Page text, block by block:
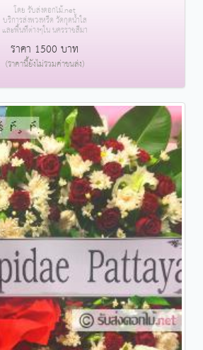
โดย รับส่งดอกไม้.net
บริการส่งพวงหรีด วัดกุดน้ำใส
และพื้นที่ต่างๆใน นครราชสีมา
ราคา 1500 บาท
(ราคานี้ยังไม่รวมค่าขนส่ง)